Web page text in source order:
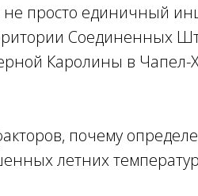
не просто единичный
Соединенных
Каролины в Чапел-
почему
летних